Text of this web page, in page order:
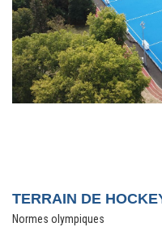
TERRAIN DE
Normes olympiques